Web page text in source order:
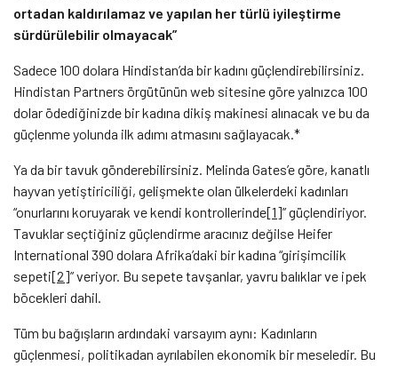
ortadan kaldırılamaz ve yapılan her türlü iyileştirme
sürdürülebilir olmayacak”
Sadece 100 dolara Hindistan’da bir kadını güçlendirebilirsiniz.
Hindistan Partners örgütünün web sitesine göre yalnızca 100
dolar ödediğinizde bir kadına dikiş makinesi alınacak ve bu da
güçlenme yolunda ilk adımı atmasını sağlayacak.*
Ya da bir tavuk gönderebilirsiniz. Melinda Gates’e göre, kanatlı
hayvan yetiştiriciliği, gelişmekte olan ülkelerdeki kadınları
“onurlarını koruyarak ve kendi kontrollerinde[1]” güçlendiriyor.
Tavuklar seçtiğiniz güçlendirme aracınız değilse Heifer
International 390 dolara Afrika’daki bir kadına “girişimcilik
sepeti[2]” veriyor. Bu sepete tavşanlar, yavru balıklar ve ipek
böcekleri dahil.
Tüm bu bağışların ardındaki varsayım aynı: Kadınların
güçlenmesi, politikadan ayrılabilen ekonomik bir meseledir. Bu